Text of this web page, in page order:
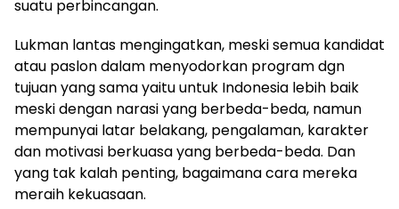
suatu perbincangan.
Lukman lantas mengingatkan, meski semua kandidat
atau paslon dalam menyodorkan program dgn
tujuan yang sama yaitu untuk Indonesia lebih baik
meski dengan narasi yang berbeda-beda, namun
mempunyai latar belakang, pengalaman, karakter
dan motivasi berkuasa yang berbeda-beda. Dan
yang tak kalah penting, bagaimana cara mereka
meraih kekuasaan.